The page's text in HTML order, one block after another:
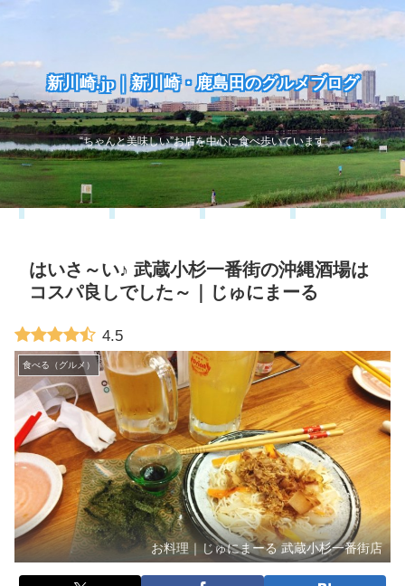
新川崎.jp｜新川崎・鹿島田のグルメブログ
“ちゃんと美味しい”お店を中心に食べ歩いています
はいさ～い♪ 武蔵小杉一番街の沖縄酒場は
コスパ良しでした～｜じゅにまーる
4.5
食べる（グルメ）
お料理｜じゅにまーる 武蔵小杉一番街店